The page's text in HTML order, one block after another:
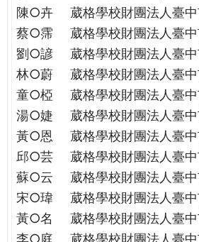
陳○卉
葳格學校財團法人臺
蔡○霈
葳格學校財團法人臺
劉○諺
葳格學校財團法人臺
林○蔚
葳格學校財團法人臺
童○椏
葳格學校財團法人臺
湯○婕
葳格學校財團法人臺
黃○恩
葳格學校財團法人臺
邱○芸
葳格學校財團法人臺
蘇○云
葳格學校財團法人臺
宋○瑋
葳格學校財團法人臺
黃○名
葳格學校財團法人臺
李○庭
葳格學校財團法人臺